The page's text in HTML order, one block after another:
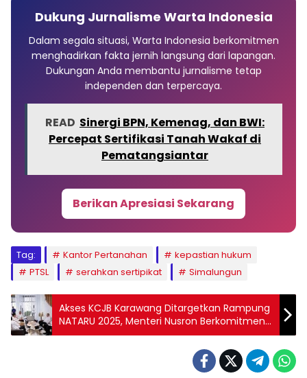
Dukung Jurnalisme Warta Indonesia
Dalam segala situasi, Warta Indonesia berkomitmen
menghadirkan fakta jernih langsung dari lapangan.
Dukungan Anda membantu jurnalisme tetap
independen dan terpercaya.
READ Sinergi BPN, Kemenag, dan BWI:
Percepat Sertifikasi Tanah Wakaf di
Pematangsiantar
Berikan Apresiasi Sekarang
Tag: Kantor Pertanahan
kepastian hukum
PTSL
serahkan sertipikat Simalungun
Akses KCJB Karawang Ditargetkan Rampung
NATARU 2025, Menteri Nusron Berkomitmen
Akselerasi Proses Pengadaan Tanah